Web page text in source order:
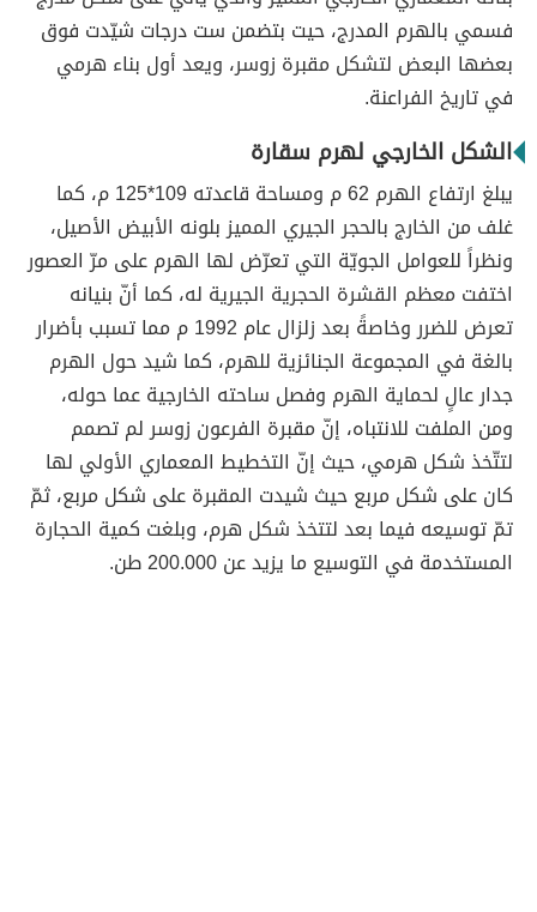
فسمي بالهرم المدرج، حيت بتضمن ست درجات شيّدت فوق
بعضها البعض لتشكل مقبرة زوسر، ويعد أول بناء هرمي
في تاريخ الفراعنة.
الشكل الخارجي لهرم سقارة
يبلغ ارتفاع الهرم 62 م ومساحة قاعدته 109*125 م، كما
غلف من الخارج بالحجر الجيري المميز بلونه الأبيض الأصيل،
ونظراً للعوامل الجويّة التي تعرّض لها الهرم على مرّ العصور
اختفت معظم القشرة الحجرية الجيرية له، كما أنّ بنيانه
تعرض للضرر وخاصةً بعد زلزال عام 1992 م مما تسبب بأضرار
بالغة في المجموعة الجنائزية للهرم، كما شيد حول الهرم
جدار عالٍ لحماية الهرم وفصل ساحته الخارجية عما حوله،
ومن الملفت للانتباه، إنّ مقبرة الفرعون زوسر لم تصمم
لتتّخذ شكل هرمي، حيث إنّ التخطيط المعماري الأولي لها
كان على شكل مربع حيث شيدت المقبرة على شكل مربع، ثمّ
تمّ توسيعه فيما بعد لتتخذ شكل هرم، وبلغت كمية الحجارة
المستخدمة في التوسيع ما يزيد عن 200.000 طن.